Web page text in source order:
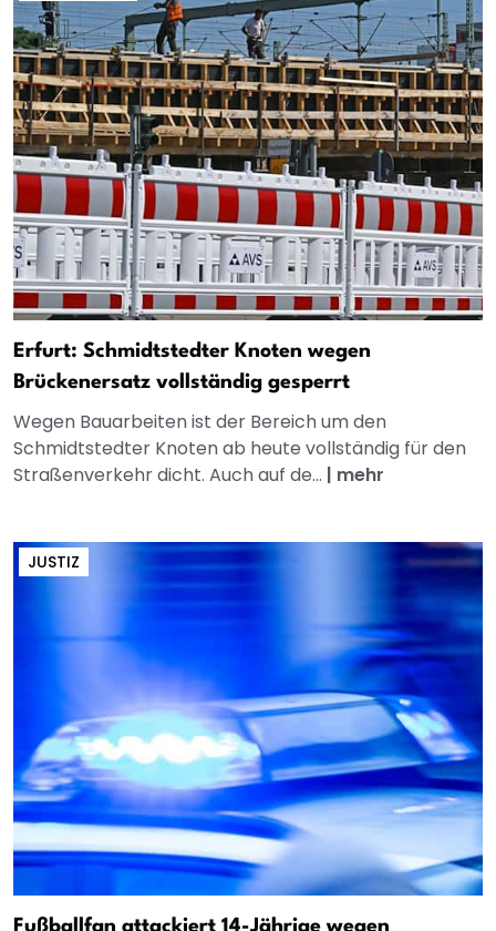
Erfurt: Schmidtstedter Knoten wegen
Brückenersatz vollständig gesperrt
Wegen Bauarbeiten ist der Bereich um den
Schmidtstedter Knoten ab heute vollständig für den
Straßenverkehr dicht. Auch auf de... | mehr
JUSTIZ
Fußballfan attackiert 14-Jährige wegen